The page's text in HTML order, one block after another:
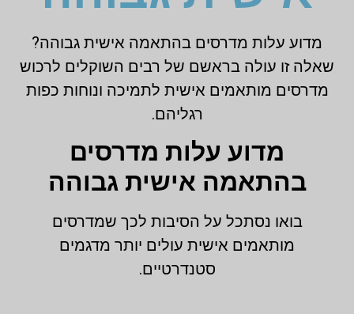
מדוע עלות מדרסים בהתאמה אישית גבוהה?
שאלה זו עולה בראשם של רבים השוקלים לרכוש
מדרסים מותאמים אישית לתמיכה ונוחות כפות
רגליהם.
מדוע עלות מדרסים
בהתאמה אישית גבוהה
בואו נסתכל על הסיבות לכך שמדרסים
מותאמים אישית עולים יותר מדגמים
סטנדרטיים.